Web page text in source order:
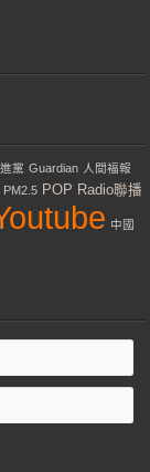
黨 Guardian 人間福報
PM2.5 POP Radio聯播
中國